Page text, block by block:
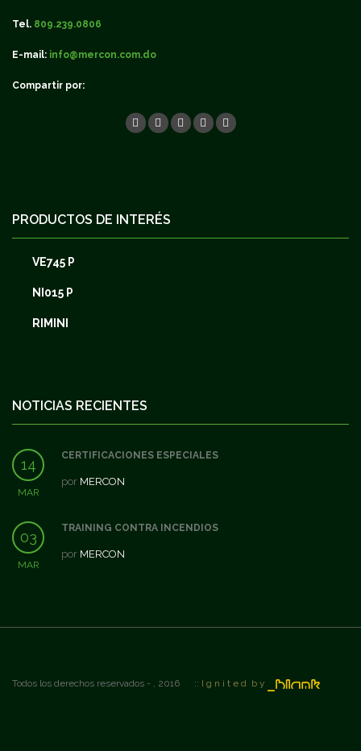
Tel. 809.239.0806
E-mail: info@mercon.com.do
Compartir por:
PRODUCTOS DE INTERÉS
VE745 P
NI015 P
RIMINI
NOTICIAS RECIENTES
14
MAR
CERTIFICACIONES ESPECIALES
por MERCON
03
MAR
TRAINING CONTRA INCENDIOS
por MERCON
Todos los derechos reservados - , 2016 :: I g n i t e d b y